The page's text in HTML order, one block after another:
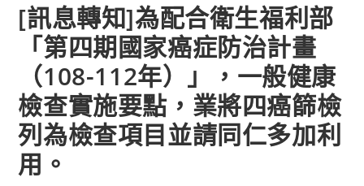
[訊息轉知]為配合衛生福利部
「第四期國家癌症防治計畫
（108-112年）」，一般健康
檢查實施要點，業將四癌篩檢
列為檢查項目並請同仁多加利
用。